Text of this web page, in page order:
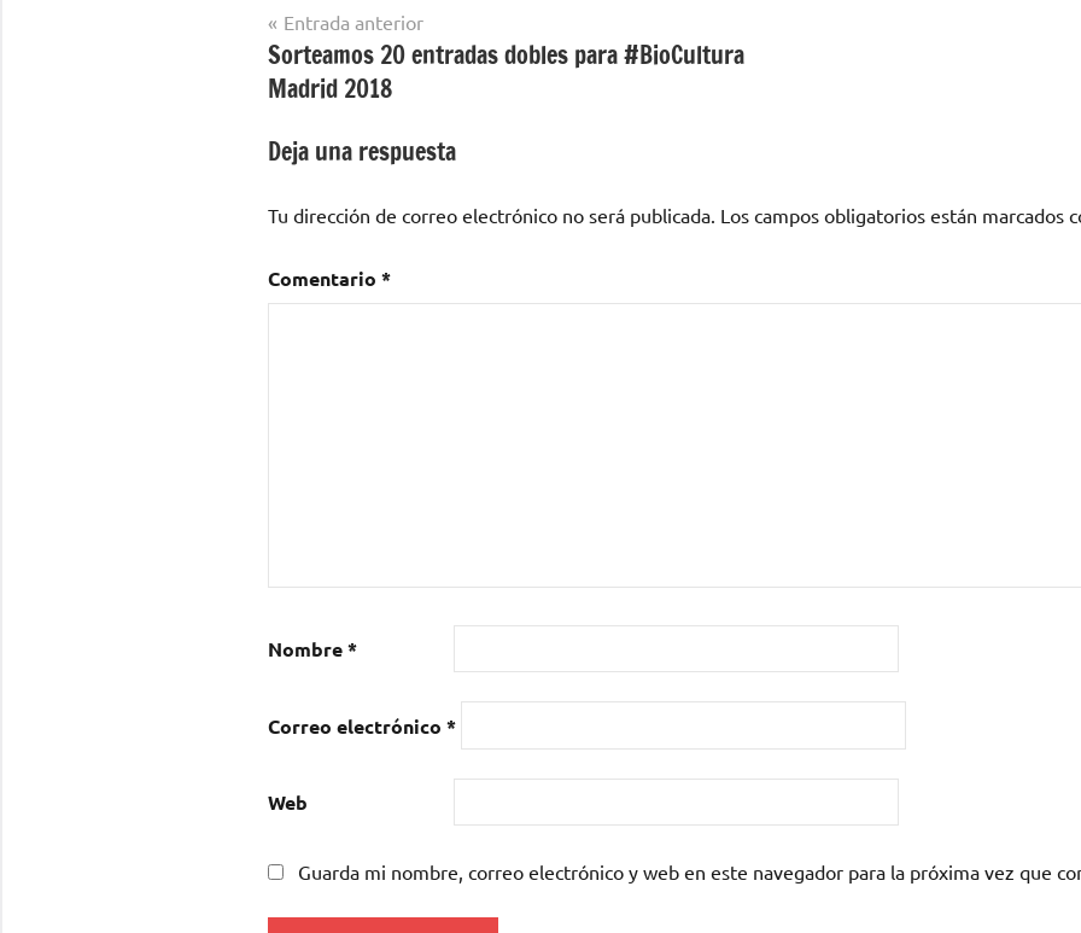
Navegación
de
entradas
Entrada anterior
Sorteamos 20 entradas dobles para #BioCultura
Madrid 2018
Deja una respuesta
Tu dirección de correo electrónico no será publicada. Los campos obligatorios están marcados
Comentario *
Nombre*
Correo electrónico *
Web
Guarda mi nombre, correo electrónico y web en este navegador para la próxima vez que